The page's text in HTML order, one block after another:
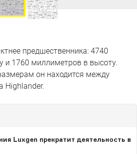
предшественника: 4740
и 1760 миллиметров в высоту.
он находится между
Highlander.
Luxgen прекратит деятельность в